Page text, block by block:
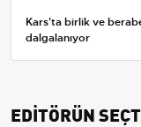
Kars'ta birlik ve
dalgalanıyor
EDİTÖRÜN